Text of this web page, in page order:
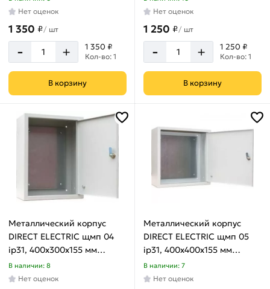
Нет оценок
1 350 ₽/ шт
- + 1 350 ₽
Кол-во: 1
В корзину
Нет оценок
1 250 ₽/ шт
- + 1 250 ₽
Кол-во: 1
В корзину
Металлический корпус
DIRECT ELECTRIC щмп 04
ip31, 400x300x155 мм
DE16202008
В наличии: 8
Нет оценок
Металлический корпус
DIRECT ELECTRIC щмп 05
ip31, 400x400x155 мм
DE16202009
В наличии: 7
Нет оценок